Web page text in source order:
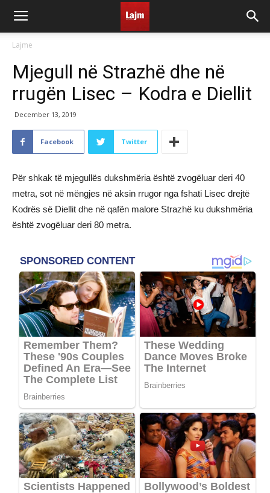
Lajme
Mjegull në Strazhë dhe në
rrugën Lisec – Kodra e Diellit
December 13, 2019
Facebook Twitter
Për shkak të mjegullës dukshmëria është zvogëluar deri 40
metra, sot në mëngjes në aksin rrugor nga fshati Lisec drejtë
Kodrës së Diellit dhe në qafën malore Strazhë ku dukshmëria
është zvogëluar deri 80 metra.